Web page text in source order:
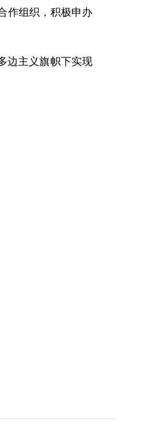
作组织，积极申办
边主义旗帜下实现